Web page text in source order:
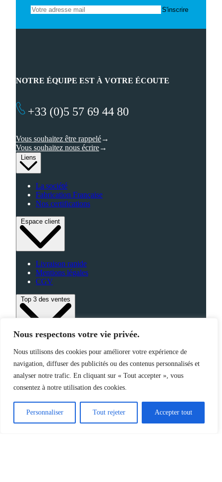
Nous respectons votre vie privée.
Nous utilisons des cookies pour améliorer votre expérience de
navigation, diffuser des publicités ou des contenus personnalisés et
analyser notre trafic. En cliquant sur « Tout accepter », vous
consentez à notre utilisation des cookies.
Personnaliser Tout rejeter Accepter tout
Liens
La société
Fabrication Française
Nos certifications
Espace client
Livraison rapide
Mentions légales
CGV
Top 3 des ventes
High-Tech
Fabriqué en France
NOTRE ÉQUIPE EST À VOTRE ÉCOUTE
+33 (0)5 57 69 44 80
Vous souhaitez être rappelé
Vous souhaitez nous écrire
©2025 Jemapub – Tous droits réservés